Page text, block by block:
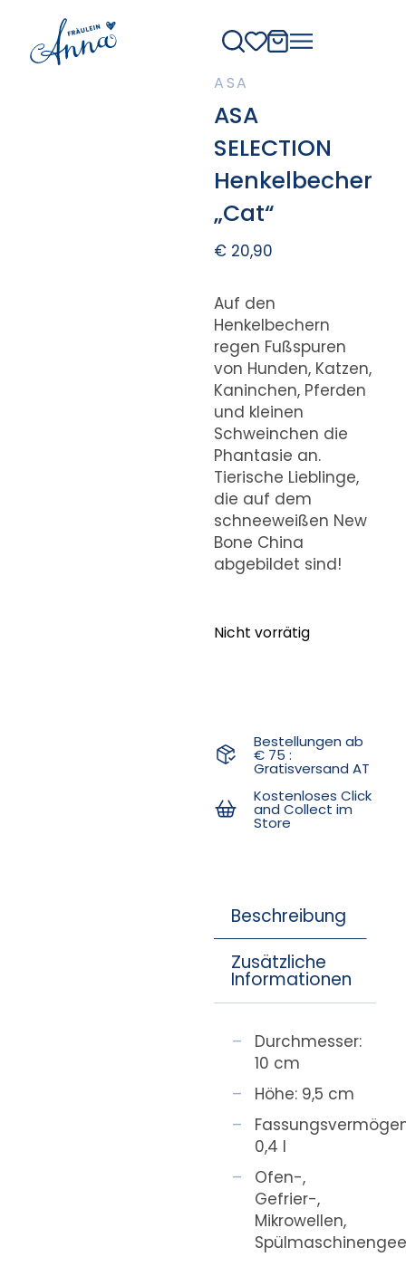
ASA
ASA
SELECTION
Henkelbecher
„Cat“
€20,90
Auf den
Henkelbechern
regen Fußspuren
von Hunden, Katzen,
Kaninchen, Pferden
und kleinen
Schweinchen die
Phantasie an.
Tierische Lieblinge,
die auf dem
schneeweißen New
Bone China
abgebildet sind!
Nicht vorrätig
Bestellungen ab
€ 75 :
Gratisversand AT
Kostenloses Click
and Collect im
Store
Beschreibung
Zusätzliche
Informationen
Durchmesser:
10 cm
Höhe: 9,5 cm
0,4 l
Ofen-,
Gefrier-,
Mikrowellen,